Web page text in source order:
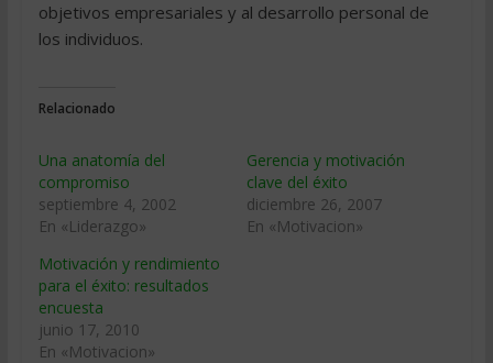
objetivos empresariales y al desarrollo personal de
los individuos.
Relacionado
Una anatomía del
compromiso
septiembre 4, 2002
En «Liderazgo»
Gerencia y motivación
clave del éxito
diciembre 26, 2007
En «Motivacion»
Motivación y rendimiento
para el éxito: resultados
encuesta
junio 17, 2010
En «Motivacion»